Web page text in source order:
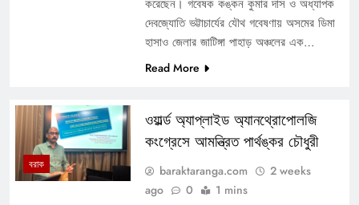
করেছেন। গবেষক কঙ্কন কুমার দাস ও অধ্যাপক
দেবজ্যোতি ভট্টাচার্যের যৌথ গবেষণায় অসমের ডিমা
হাসাও জেলার জাটিঙ্গা পাহাড় অঞ্চলের এক…
Read More
বরাক
ওয়ার্ল্ড অ্যাপ্লাইড অ্যানথ্রোপোলজি
কংগ্রেসে আমন্ত্রিত পার্থঙ্কর চৌধুরী
baraktaranga.com
2 weeks
ago
0 1 mins